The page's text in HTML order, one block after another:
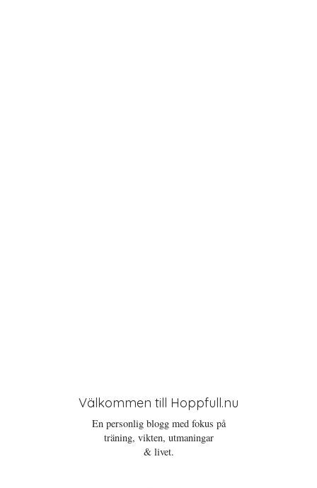
Välkommen till Hoppfull.nu
En personlig blogg med fokus på
träning, vikten, utmaningar
& livet.